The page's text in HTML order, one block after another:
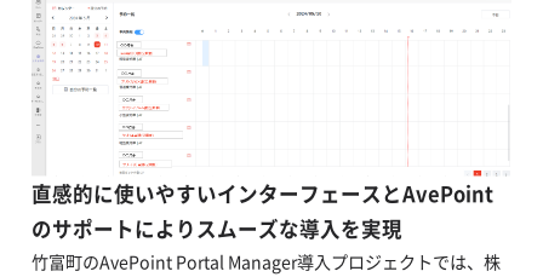
直感的に使いやすいインターフェースとAvePoint
のサポートによりスムーズな導入を実現
竹富町のAvePoint Portal Manager導入プロジェクトでは、株